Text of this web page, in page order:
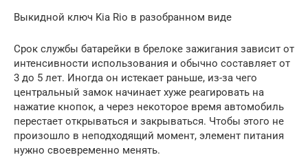
Выкидной ключ Kia Rio в разобранном виде
Срок службы батарейки в брелоке зажигания зависит от
интенсивности использования и обычно составляет от
3 до 5 лет. Иногда он истекает раньше, из-за чего
центральный замок начинает хуже реагировать на
нажатие кнопок, а через некоторое время автомобиль
перестает открываться и закрываться. Чтобы этого не
произошло в неподходящий момент, элемент питания
нужно своевременно менять.